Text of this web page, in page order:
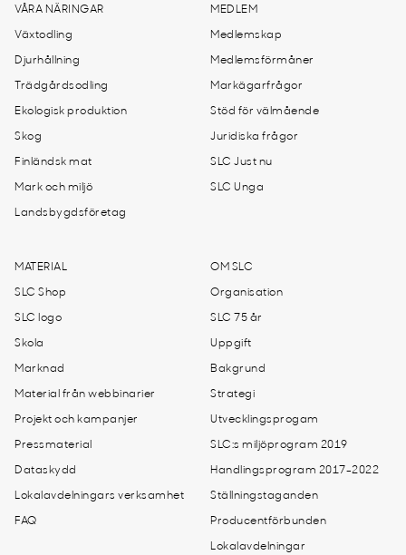
VÅRA NÄRINGAR
Växtodling
Djurhållning
Trädgårdsodling
Ekologisk produktion
Skog
Finländsk mat
Mark och miljö
Landsbygdsföretag
MEDLEM
Medlemskap
Medlemsförmåner
Markägarfrågor
Stöd för välmående
Juridiska frågor
SLC Just nu
SLC Unga
MATERIAL
SLC Shop
SLC logo
Skola
Marknad
Material från webbinarier
Projekt och kampanjer
Pressmaterial
Dataskydd
Lokalavdelningars verksamhet
FAQ
OM SLC
Organisation
SLC 75 år
Uppgift
Bakgrund
Strategi
Utvecklingsprogam
SLC:s miljöprogram 2019
Handlingsprogram 2017-2022
Ställningstaganden
Producentförbunden
Lokalavdelningar